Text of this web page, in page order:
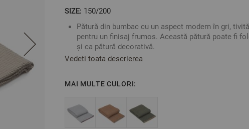
SIZE: 150/200
Pătură din bumbac cu un aspect modern în gri,
pentru un finisaj frumos. Această pătură poate fi
și ca pătură decorativă.
Extrem de moale și plăcută la atingere datorită
Material: 50% Bumbac, 30% Poliester, 20% Acril
Vedeti toata descrierea
MAI MULTE CULORI: